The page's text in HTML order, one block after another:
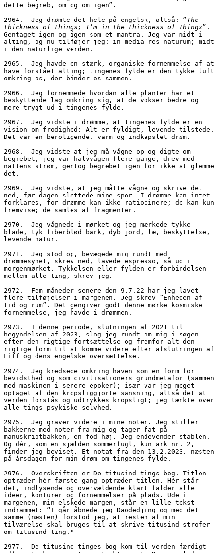
dette begreb, om og om igen”.
2964.  Jeg drømte det hele på engelsk, altså: ”The
thickness of things; I’m in the thickness of things”.
Gentaget igen og igen som et mantra. Jeg var midt i
alting, og nu tilføjer jeg: in media res naturum; midt
i den naturlige verden.
2965.  Jeg havde en stærk, organiske fornemmelse af at
have forstået alting; tingenes fylde er den tykke luft
omkring os, der binder os sammen.
2966.  Jeg fornemmede hvordan alle planter har et
beskyttende lag omkring sig, at de vokser bedre og
mere trygt ud i tingenes fylde.
2967.  Jeg vidste i drømme, at tingenes fylde er en
vision om frodighed: Alt er fyldigt, levende tilstede.
Det var en beroligende, varm og indkapslet drøm.
2968.  Jeg vidste at jeg må vågne op og digte om
begrebet; jeg var halvvågen flere gange, drev med
nattens strøm, gentog begrebet igen for ikke at glemme
det.
2969.  Jeg vidste, at jeg måtte vågne og skrive det
ned, før dagen slettede mine spor. I drømme kan intet
forklares, for drømme kan ikke ratiocinere; de kan kun
fremvise; de samles af fragmenter.
2970.  Jeg vågnede i mørket og jeg mærkede tykke
blade, tyk fiberblød bark, dyb jord, læ, beskyttelse,
levende natur.
2971.  Jeg stod op, bevægede mig rundt med
drømmesynet, skrev ned, lavede espresso, så ud i
morgenmørket. Tykkelsen eller fylden er forbindelsen
mellem alle ting, skrev jeg.
2972.  Fem måneder senere den 9.7.22 har jeg lavet
flere tilføjelser i margenen. Jeg skrev “Enheden af
tid og rum”. Det gengiver godt denne mørke kosmiske
fornemmelse, jeg havde i drømmen.
2973.  I denne periode, slutningen af 2021 til
begyndelsen af 2023, slog jeg rundt om mig i søgen
efter den rigtige fortsættelse og fremfor alt den
rigtige form til at komme videre efter afslutningen af
Liff og dens engelske oversættelse.
2974.  Jeg kredsede omkring haven som en form for
bevidsthed og som civilisationers grundmetafor (sammen
med maskinen i senere epoker); især var jeg meget
optaget af den kropsliggjorte sansning, altså det at
verden forstås og udtrykkes kropsligt; jeg tænkte over
alle tings psykiske selvhed.
2975.  Jeg graver videre i mine noter. Jeg stiller
bakkerne med noter fra mig og tager fat på
manuskriptbakken, en fod høj. Jeg endevender stablen.
Og dér, som en sjælden sommerfugl, kun ark nr. 2,
finder jeg beviset. Et notat fra den 13.2.2023, næsten
på årsdagen for min drøm om tingenes fylde.
2976.  Overskriften er De titusind tings bog. Titlen
optræder hér første gang optræder titlen. Hér står
det, indlysende og overvældende klart falder alle
ideer, konturer og fornemmelser på plads. Ude i
margenen, min elskede margen, står en lille tekst
indrammet: “I går åbnede jeg Daodedjing og med det
samme (næsten) forstod jeg, at resten af min
tilværelse skal bruges til at skrive titusind strofer
om titusind ting."
2977.  De titusind tinges bog kom til verden færdigt